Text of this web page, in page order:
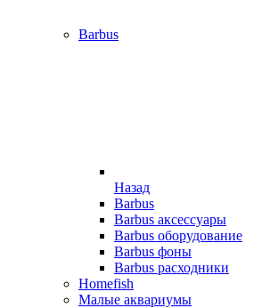
Barbus
Назад
Barbus
Barbus аксессуары
Barbus оборудование
Barbus фоны
Barbus расходники
Homefish
Малые аквариумы